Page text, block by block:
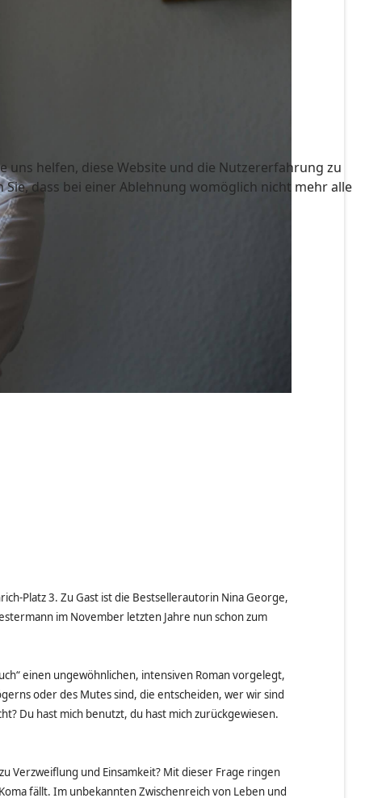
Platz 3. Zu Gast ist die Bestsellerautorin Nina George,
im November letzten Jahre nun schon zum
einen ungewöhnlichen, intensiven Roman vorgelegt,
oder des Mutes sind, die entscheiden, wer wir sind
Du hast mich benutzt, du hast mich zurückgewiesen.
Verzweiflung und Einsamkeit? Mit dieser Frage ringen
fällt. Im unbekannten Zwischenreich von Leben und
uns helfen, diese Website und die Nutzererfahrung zu
dass bei einer Ablehnung womöglich nicht mehr alle